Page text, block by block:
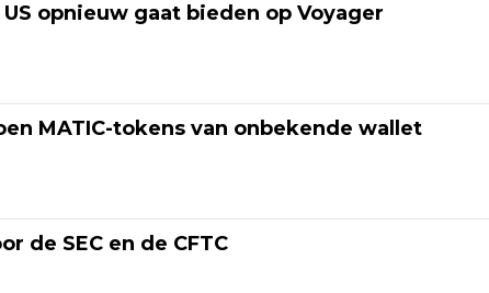
opnieuw gaat bieden op Voyager
MATIC-tokens van onbekende wallet
de SEC en de CFTC